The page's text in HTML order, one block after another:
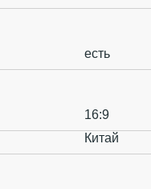
есть
16:9
Китай